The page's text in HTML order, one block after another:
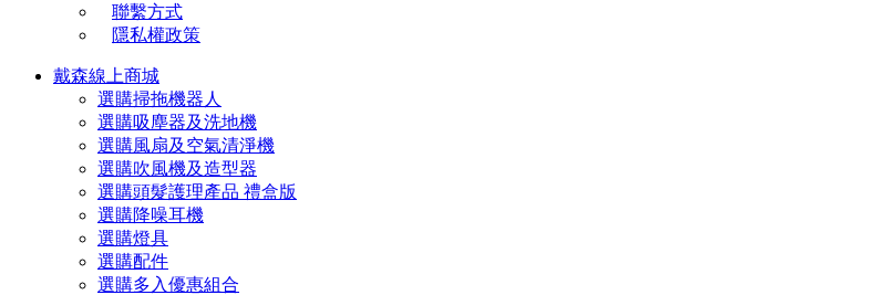
聯繫方式
隱私權政策
戴森線上商城
選購掃拖機器人
選購吸塵器及洗地機
選購風扇及空氣清淨機
選購吹風機及造型器
選購頭髮護理產品 禮盒版
選購降噪耳機
選購燈具
選購配件
選購多入優惠組合